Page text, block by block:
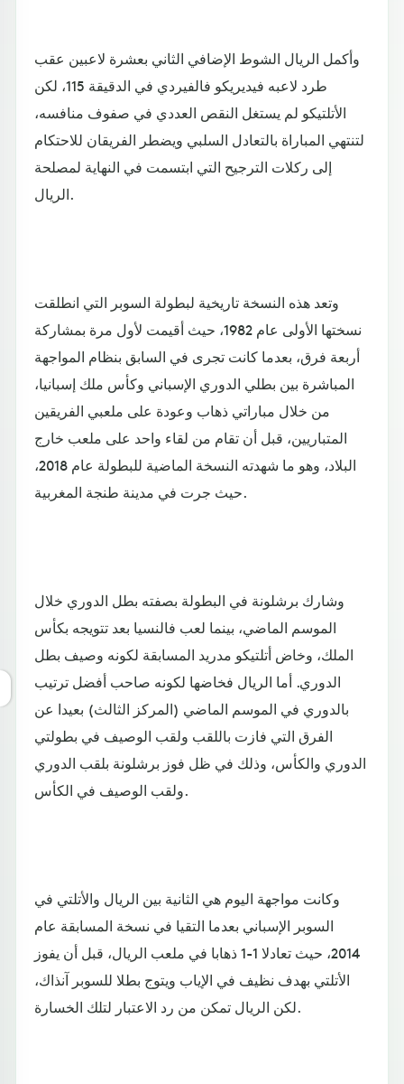
وأكمل الريال الشوط الإضافي الثاني بعشرة لاعبين عقب
طرد لاعبه فيديريكو فالفيردي في الدقيقة 115، لكن
الأتلتيكو لم يستغل النقص العددي في صفوف منافسه،
لتنتهي المباراة بالتعادل السلبي ويضطر الفريقان للاحتكام
إلى ركلات الترجيح التي ابتسمت في النهاية لمصلحة
الريال.
وتعد هذه النسخة تاريخية لبطولة السوبر التي انطلقت
نسختها الأولى عام 1982، حيث أقيمت لأول مرة بمشاركة
أربعة فرق، بعدما كانت تجرى في السابق بنظام المواجهة
المباشرة بين بطلي الدوري الإسباني وكأس ملك إسبانيا،
من خلال مباراتي ذهاب وعودة على ملعبي الفريقين
المتباريين، قبل أن تقام من لقاء واحد على ملعب خارج
البلاد، وهو ما شهدته النسخة الماضية للبطولة عام 2018،
حيث جرت في مدينة طنجة المغربية.
وشارك برشلونة في البطولة بصفته بطل الدوري خلال
الموسم الماضي، بينما لعب فالنسيا بعد تتويجه بكأس
الملك، وخاض أتلتيكو مدريد المسابقة لكونه وصيف بطل
الدوري. أما الريال فخاضها لكونه صاحب أفضل ترتيب
بالدوري في الموسم الماضي (المركز الثالث) بعيدا عن
الفرق التي فازت باللقب ولقب الوصيف في بطولتي
الدوري والكأس، وذلك في ظل فوز برشلونة بلقب الدوري
ولقب الوصيف في الكأس.
وكانت مواجهة اليوم هي الثانية بين الريال والأتلتي في
السوبر الإسباني بعدما التقيا في نسخة المسابقة عام
2014، حيث تعادلا 1-1 ذهابا في ملعب الريال، قبل أن يفوز
الأتلتي بهدف نظيف في الإياب ويتوج بطلا للسوبر آنذاك،
لكن الريال تمكن من رد الاعتبار لتلك الخسارة.